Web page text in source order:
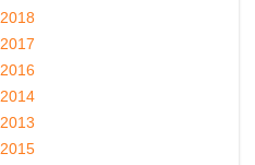
2018
2017
2016
2014
2013
2015